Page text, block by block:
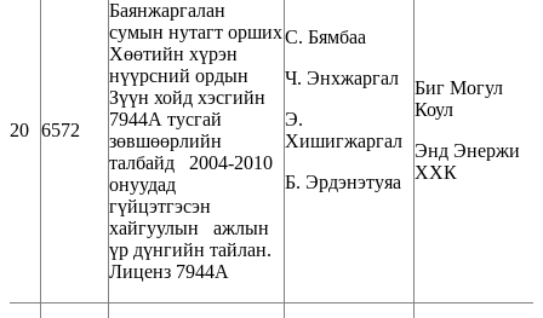
20 6572
Баянжаргалан
сумын нутагт орших
Хөөтийн хүрэн
нүүрсний ордын
Зүүн хойд хэсгийн
7944А тусгай
зөвшөөрлийн
талбайд 2004-2010
онуудад
гүйцэтгэсэн
хайгуулын ажлын
үр дүнгийн тайлан.
Лиценз 7944А
С. Бямбаа
Ч. Энхжаргал
Э.
Хишигжаргал
Б. Эрдэнэтуяа
Биг Могул
Коул
Энд Энержи
ХХК